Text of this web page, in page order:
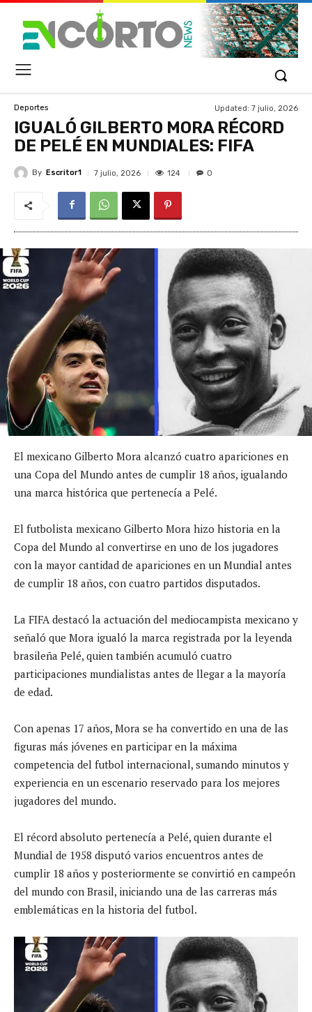
Deportes Updated: 7 julio, 2026
IGUALÓ GILBERTO MORA RÉCORD
DE PELÉ EN MUNDIALES: FIFA
By Escritor1 7 julio, 2026 124 0
El mexicano Gilberto Mora alcanzó cuatro apariciones en
una Copa del Mundo antes de cumplir 18 años, igualando
una marca histórica que pertenecía a Pelé.
El futbolista mexicano Gilberto Mora hizo historia en la
Copa del Mundo al convertirse en uno de los jugadores
con la mayor cantidad de apariciones en un Mundial antes
de cumplir 18 años, con cuatro partidos disputados.
La FIFA destacó la actuación del mediocampista mexicano y
señaló que Mora igualó la marca registrada por la leyenda
brasileña Pelé, quien también acumuló cuatro
participaciones mundialistas antes de llegar a la mayoría
de edad.
Con apenas 17 años, Mora se ha convertido en una de las
figuras más jóvenes en participar en la máxima
competencia del futbol internacional, sumando minutos y
experiencia en un escenario reservado para los mejores
jugadores del mundo.
El récord absoluto pertenecía a Pelé, quien durante el
Mundial de 1958 disputó varios encuentros antes de
cumplir 18 años y posteriormente se convirtió en campeón
del mundo con Brasil, iniciando una de las carreras más
emblemáticas en la historia del futbol.